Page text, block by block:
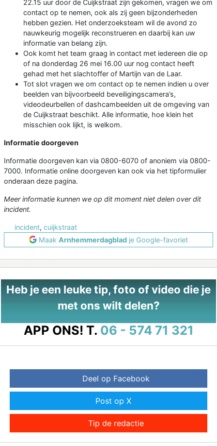
22.15 uur door de Cuijkstraat zijn gekomen, vragen we om
contact op te nemen, ook als zij geen bijzonderheden
hebben gezien. Het onderzoeksteam wil de avond zo
nauwkeurig mogelijk reconstrueren en daarbij kan uw
informatie van belang zijn.
Ook komt het team graag in contact met iedereen die op
of na donderdag 26 mei 16.00 uur nog contact heeft
gehad met het slachtoffer of Martijn van de Laar.
Tot slot vragen we om contact op te nemen indien u over
beelden van bijvoorbeeld beveiligingscamera’s,
videodeurbellen of dashcambeelden uit de omgeving van
de Cuijkstraat beschikt. Alle informatie, hoe klein het
misschien ook lijkt, is welkom.
Informatie doorgeven
Informatie doorgeven kan via 0800-6070 of anoniem via 0800-
7000. Informatie online doorgeven kan ook via het tipformulier
onderaan deze pagina.
Meer informatie kunnen we op dit moment niet delen over dit
incident.
incident, cuijkstraat
Maak Arnhemmerdagblad je Google-favoriet
Heb je een leuke tip, foto of video die je
met ons wilt delen?
APP ONS! T. 06 - 574 71 321
Deel op Facebook
Post op X
Tip de redactie